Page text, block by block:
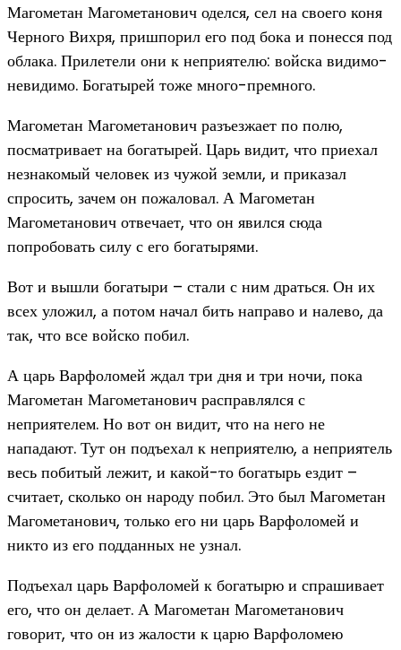
Магометан Магометанович оделся, сел на своего коня
Черного Вихря, пришпорил его под бока и понесся под
облака. Прилетели они к неприятелю: войска видимо-
невидимо. Богатырей тоже много-премного.
Магометан Магометанович разъезжает по полю,
посматривает на богатырей. Царь видит, что приехал
незнакомый человек из чужой земли, и приказал
спросить, зачем он пожаловал. А Магометан
Магометанович отвечает, что он явился сюда
попробовать силу с его богатырями.
Вот и вышли богатыри – стали с ним драться. Он их
всех уложил, а потом начал бить направо и налево, да
так, что все войско побил.
А царь Варфоломей ждал три дня и три ночи, пока
Магометан Магометанович расправлялся с
неприятелем. Но вот он видит, что на него не
нападают. Тут он подъехал к неприятелю, а неприятель
весь побитый лежит, и какой-то богатырь ездит –
считает, сколько он народу побил. Это был Магометан
Магометанович, только его ни царь Варфоломей и
никто из его подданных не узнал.
Подъехал царь Варфоломей к богатырю и спрашивает
его, что он делает. А Магометан Магометанович
говорит, что он из жалости к царю Варфоломею